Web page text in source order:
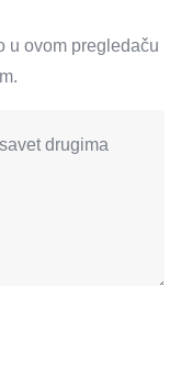
u ovom pregledaču